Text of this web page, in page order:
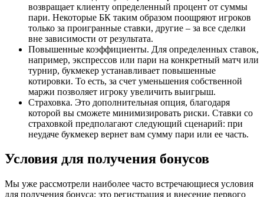
возвращает клиенту определенный процент от суммы
пари. Некоторые БК таким образом поощряют игроков
только за проигранные ставки, другие – за все сделки
вне зависимости от результата.
Повышенные коэффициенты. Для определенных ставок,
например, экспрессов или пари на конкретный матч или
турнир, букмекер устанавливает повышенные
котировки. То есть, за счет уменьшения собственной
маржи позволяет игроку увеличить выигрыш.
Страховка. Это дополнительная опция, благодаря
которой вы сможете минимизировать риски. Ставки со
страховкой предполагают следующий сценарий: при
неудаче букмекер вернет вам сумму пари или ее часть.
Условия для получения бонусов
Мы уже рассмотрели наиболее часто встречающиеся условия
для получения бонуса: это регистрация и внесение первого